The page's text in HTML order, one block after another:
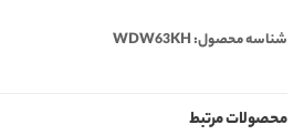
شناسه محصول: WDW63KH
محصولات مرتبط